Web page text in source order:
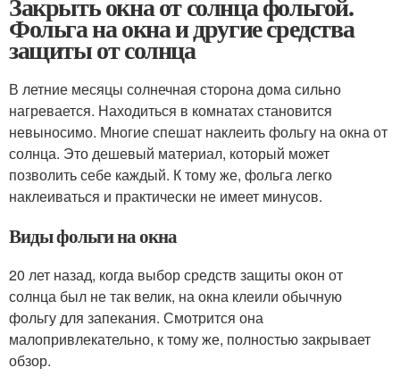
Фольга на окна и другие средства
защиты от солнца
В летние месяцы солнечная сторона дома сильно
нагревается. Находиться в комнатах становится
невыносимо. Многие спешат наклеить фольгу на окна от
солнца. Это дешевый материал, который может
позволить себе каждый. К тому же, фольга легко
наклеиваться и практически не имеет минусов.
Виды фольги на окна
20 лет назад, когда выбор средств защиты окон от
солнца был не так велик, на окна клеили обычную
фольгу для запекания. Смотрится она
малопривлекательно, к тому же, полностью закрывает
обзор.